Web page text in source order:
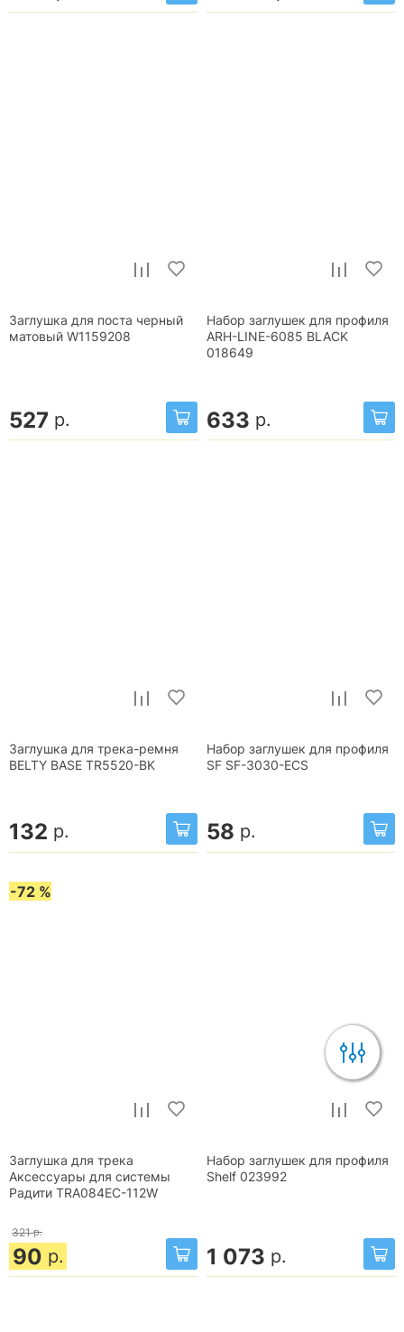
Заглушка для поста черный
матовый W1159208
527 р.
Набор заглушек для профиля
ARH-LINE-6085 BLACK
018649
633 р.
Заглушка для трека-ремня
BELTY BASE TR5520-BK
132 р.
Набор заглушек для профиля
SF SF-3030-ECS
58 р.
-72 %
Заглушка для трека
Аксессуары для системы
Радити TRA084EC-112W
321 р.
90 р.
Набор заглушек для профиля
Shelf 023992
1 073 р.